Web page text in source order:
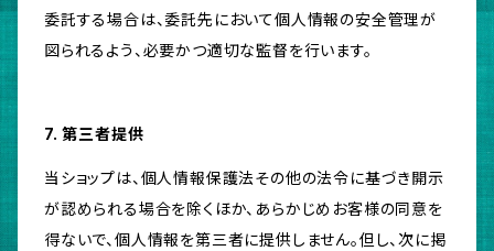
委託する場合は、委託先において個人情報の安全管理が
図られるよう、必要かつ適切な監督を行います。
7. 第三者提供
当ショップは、個人情報保護法その他の法令に基づき開示
が認められる場合を除くほか、あらかじめお客様の同意を
得ないで、個人情報を第三者に提供しません。但し、次に掲